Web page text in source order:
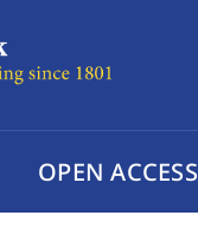
OPEN ACCESS